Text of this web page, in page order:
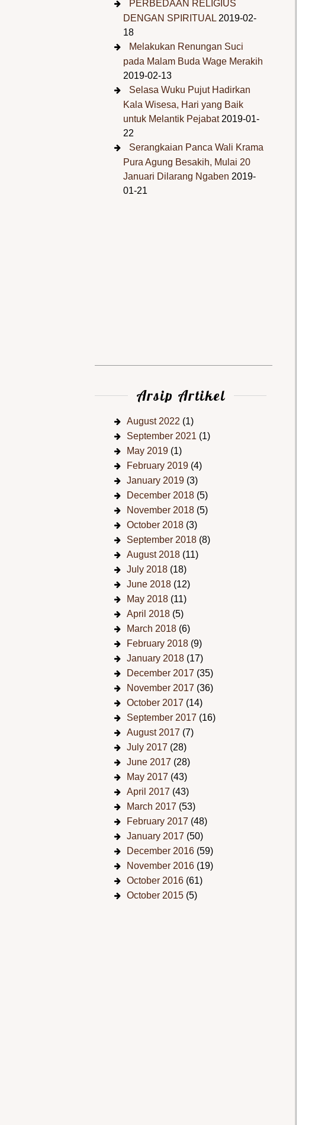
PERBEDAAN RELIGIUS
DENGAN SPIRITUAL 2019-02-
18
Melakukan Renungan Suci
pada Malam Buda Wage Merakih
2019-02-13
Selasa Wuku Pujut Hadirkan
Kala Wisesa, Hari yang Baik
untuk Melantik Pejabat 2019-01-
22
Serangkaian Panca Wali Krama
Pura Agung Besakih, Mulai 20
Januari Dilarang Ngaben 2019-
01-21
Arsip Artikel
August 2022 (1)
September 2021 (1)
May 2019 (1)
February 2019 (4)
January 2019 (3)
December 2018 (5)
November 2018 (5)
October 2018 (3)
September 2018 (8)
August 2018 (11)
July 2018 (18)
June 2018 (12)
May 2018 (11)
April 2018 (5)
March 2018 (6)
February 2018 (9)
January 2018 (17)
December 2017 (35)
November 2017 (36)
October 2017 (14)
September 2017 (16)
August 2017 (7)
July 2017 (28)
June 2017 (28)
May 2017 (43)
April 2017 (43)
March 2017 (53)
February 2017 (48)
January 2017 (50)
December 2016 (59)
November 2016 (19)
October 2016 (61)
October 2015 (5)